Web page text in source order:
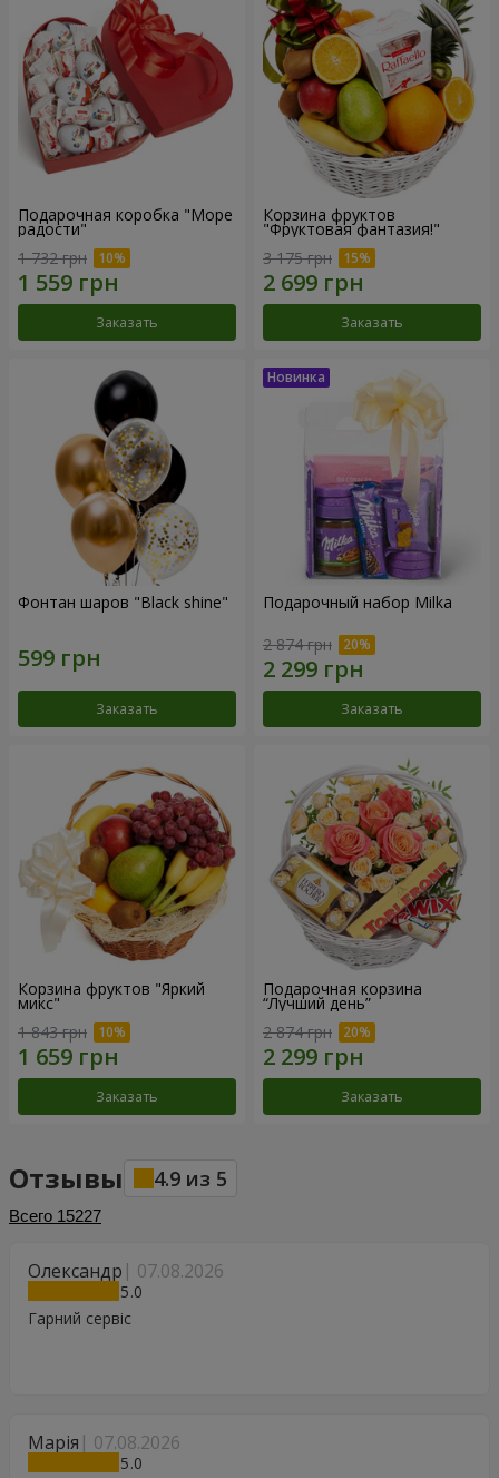
Подарочная коробка "Море
радости"
1 732 грн
Заказать
Корзина фруктов
"Фруктовая фантазия!"
3 175 грн
Заказать
Фонтан шаров "Black shine"
Заказать
Подарочный набор Milka
2 874 грн
Заказать
Корзина фруктов "Яркий
микс"
1 843 грн
Заказать
Подарочная корзина
“Лучший день”
2 874 грн
Заказать
Отзывы 4.9 из 5
Всего 15227
Олександр 07.08.2026
5
Гарний сервіс
Марія 07.08.2026
5